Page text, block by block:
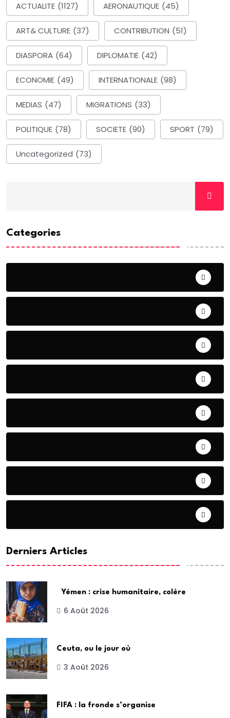
ACTUALITE (1127) AERONAUTIQUE (45)
ART& CULTURE (37) CONTRIBUTION (51)
DIASPORA (64) DIPLOMATIE (42)
ECONOMIE (49) INTERNATIONALE (98)
MEDIAS (47) MIGRATIONS (33)
POLITIQUE (78) SOCIETE (90) SPORT (79)
Uncategorized (73)
Categories
Derniers Articles
Yémen : crise humanitaire, colère
6 Août 2026
Ceuta, ou le jour où
3 Août 2026
FIFA : la fronde s’organise